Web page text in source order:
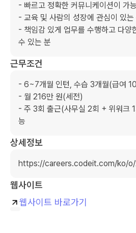
- 빠르고 정확한 커뮤니케이션이 가
- 교육 및 사람의 성장에 관심이 있는
- 책임감 있게 업무를 수행하고 다양
수 있는 분
근무조건
- 6~7개월 인턴, 수습 3개월(급여
- 월 216만 원(세전)
- 주 3회 출근(사무실 2회 + 위워크
능
상세정보
https://careers.codeit.com/ko/
웹사이트
웹사이트 바로가기